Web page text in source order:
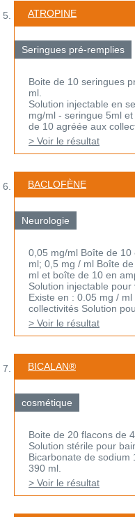
ATROPINE
Seringues pré-remplies
Boite de 10 seringues
ml.
Solution injectable en
mg/ml - seringue 5ml
de 10 agréée aux
> Voir le résultat
BACLOFÈNE
Neurologie
0,05 mg/ml Boîte de
ml; 0,5 mg / ml Boîte
ml et boîte de 10 en
Solution injectable
Existe en : 0.05 mg /
collectivités Solution
> Voir le résultat
BICALAN®
cosmétique
Boite de 20 flacons de
Solution stérile pour
Bicarbonate de sodium
390 ml.
> Voir le résultat